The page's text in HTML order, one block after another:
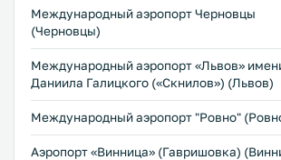
Международный аэропорт Черновцы
(Черновцы)
Междунарoдный аэропорт «Львов»
Даниила Галицкого («Скнилов») (Львов)
Междунарoдный аэропорт "Ровно"
Аэропорт «Винница» (Гавришовка)